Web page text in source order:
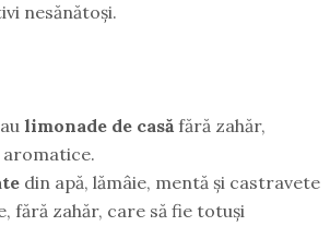
nesănătoși.
limonade de casăfără zahăr,
din apă, lămâie, mentă și castravete
fără zahăr, care să fie totuși